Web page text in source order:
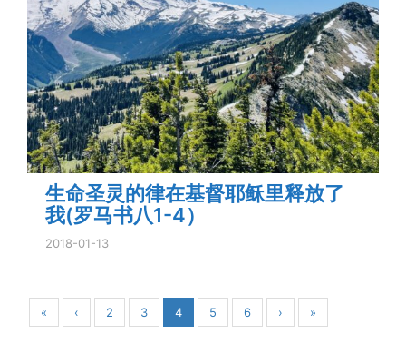
生命圣灵的律在基督耶稣里释放了
我(罗马书八1-4）
2018-01-13
« ‹ 2 3 4 5 6 › »